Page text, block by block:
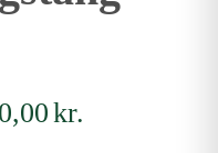
kr.